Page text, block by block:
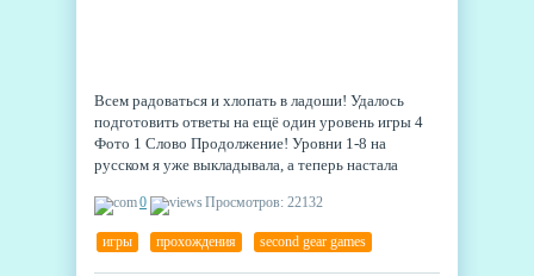
Всем радоваться и хлопать в ладоши! Удалось
подготовить ответы на ещё один уровень игры 4
Фото 1 Слово Продолжение! Уровни 1-8 на
русском я уже выкладывала, а теперь настала
игры. Ещё двадцать слов, каждое из которых
объединяет по смыслу четыре картинки, спокойно
лежат в виде скриншотов в новеньком ZIP-архиве.
А под спойлером можно подсмотреть ровно
0 Просмотров: 22132
игры прохождения second gear games